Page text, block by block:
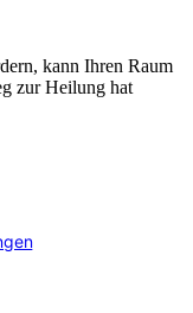
kann Ihren Raum
zur Heilung hat